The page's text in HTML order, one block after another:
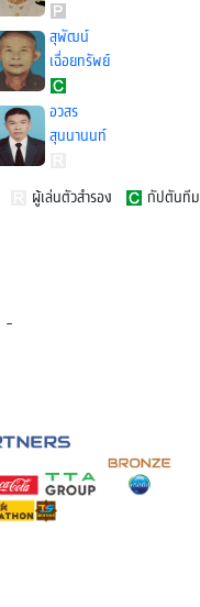
สุพัฒน์
เฉื่อยทรัพย์
อวสร
สุนนานนท์
ผู้เล่นตัวสำรอง กัปตันทีม
-